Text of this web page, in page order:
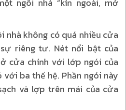
ngôi nhà “kín ngoài, mở
nhà không có quá nhiều cửa
riêng tư. Nét nổi bật của
cửa chính với lớp ngói của
với ba thế hệ. Phần ngói này
và lợp trên mái của cửa